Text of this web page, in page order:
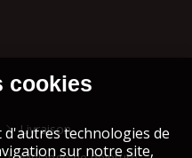
Livraison